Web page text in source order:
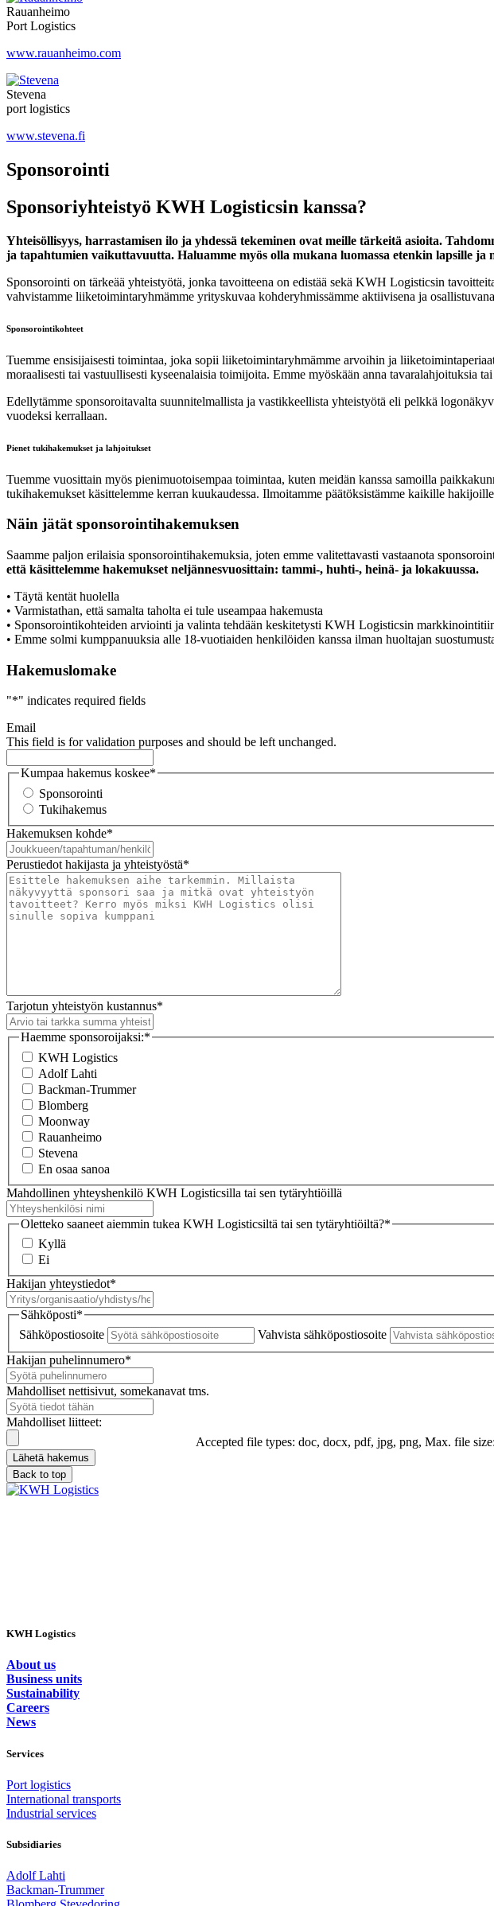
Rauanheimo
Port Logistics
www.rauanheimo.com
Stevena
port logistics
www.stevena.fi
Sponsorointi
Sponsoriyhteistyö KWH Logisticsin kanssa?
Yhteisöllisyys, harrastamisen ilo ja yhdessä tekeminen ovat meille tärkeitä asioita.
ja tapahtumien vaikuttavuutta. Haluamme myös olla mukana luomassa etenkin lapsille ja
Sponsorointi on tärkeää yhteistyötä, jonka tavoitteena on edistää sekä KWH Logisticsin
vahvistamme liiketoimintaryhmämme yrityskuvaa kohderyhmissämme aktiivisena ja
Sponsorointikohteet
Tuemme ensisijaisesti toimintaa, joka sopii liiketoimintaryhmämme arvoihin ja
moraalisesti tai vastuullisesti kyseenalaisia toimijoita. Emme myöskään anna tavaralahjoituksia
Edellytämme sponsoroitavalta suunnitelmallista ja vastikkeellista yhteistyötä eli pelkkä
vuodeksi kerrallaan.
Pienet tukihakemukset ja lahjoitukset
Tuemme vuosittain myös pienimuotoisempaa toimintaa, kuten meidän kanssa samoilla
tukihakemukset käsittelemme kerran kuukaudessa. Ilmoitamme päätöksistämme kaikille
Näin jätät sponsorointihakemuksen
Saamme paljon erilaisia sponsorointihakemuksia, joten emme valitettavasti vastaanota
että käsittelemme hakemukset neljännesvuosittain: tammi-, huhti-, heinä- ja lokakuussa.
• Täytä kentät huolella
• Varmistathan, että samalta taholta ei tule useampaa hakemusta
• Sponsorointikohteiden arviointi ja valinta tehdään keskitetysti KWH Logisticsin
• Emme solmi kumppanuuksia alle 18-vuotiaiden henkilöiden kanssa ilman huoltajan
Hakemuslomake
"*" indicates required fields
Email
This field is for validation purposes and should be left unchanged.
Kumpaa hakemus koskee*
Sponsorointi
Tukihakemus
Hakemuksen kohde*
Perustiedot hakijasta ja yhteistyöstä*
Tarjotun yhteistyön kustannus*
Haemme sponsoroijaksi:*
KWH Logistics
Adolf Lahti
Backman-Trummer
Blomberg
Moonway
Rauanheimo
Stevena
En osaa sanoa
Mahdollinen yhteyshenkilö KWH Logisticsilla tai sen tytäryhtiöillä
Oletteko saaneet aiemmin tukea KWH Logisticsiltä tai sen tytäryhtiöiltä?*
Kyllä
Ei
Hakijan yhteystiedot*
Sähköposti*
Sähköpostiosoite
Vahvista sähköpostiosoite
Hakijan puhelinnumero*
Mahdolliset nettisivut, somekanavat tms.
Mahdolliset liitteet:
Accepted file types: doc, docx, pdf, jpg, png, Max. file
Lähetä hakemus
Back to top
KWH Logistics
About us
Business units
Sustainability
Careers
News
Services
Port logistics
International transports
Industrial services
Subsidiaries
Adolf Lahti
Backman-Trummer